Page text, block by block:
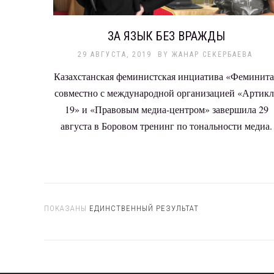
ЗА ЯЗЫК БЕЗ ВРАЖДЫ
29 АВГУСТА, 2019 BY ЖАНАР СЕКЕРБАЕВА
Казахстанская феминистская инциатива
совместно с международной организацией
19» и «Правовым медиа-центром» завершила 29
августа в Боровом тренинг по тональности медиа.
ПОКАЗАНЫ ЕДИНСТВЕННЫЙ РЕЗУЛЬТАТ